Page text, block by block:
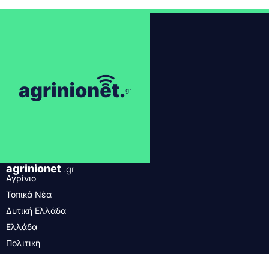
agrinionet .gr
Αγρίνιο
Τοπικά Νέα
Δυτική Ελλάδα
Ελλάδα
Πολιτική